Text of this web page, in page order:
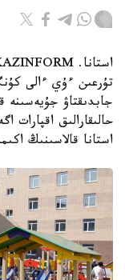
تۇرعىن ءۇي ءالى
حالىقارالىق اقپارات
استانا قالاسىنىڭ